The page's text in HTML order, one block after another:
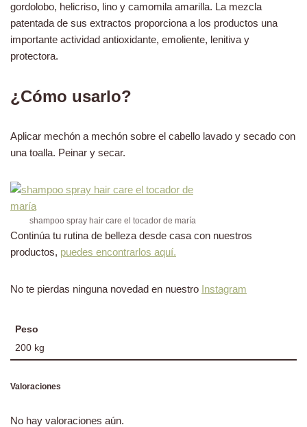
gordolobo, helicriso, lino y camomila amarilla. La mezcla
patentada de sus extractos proporciona a los productos una
importante actividad antioxidante, emoliente, lenitiva y
protectora.
¿Cómo usarlo?
Aplicar mechón a mechón sobre el cabello lavado y secado con
una toalla. Peinar y secar.
shampoo spray hair care el tocador de maría
Continúa tu rutina de belleza desde casa con nuestros
productos, puedes encontrarlos aquí.
No te pierdas ninguna novedad en nuestro Instagram
Peso
200 kg
Valoraciones
No hay valoraciones aún.